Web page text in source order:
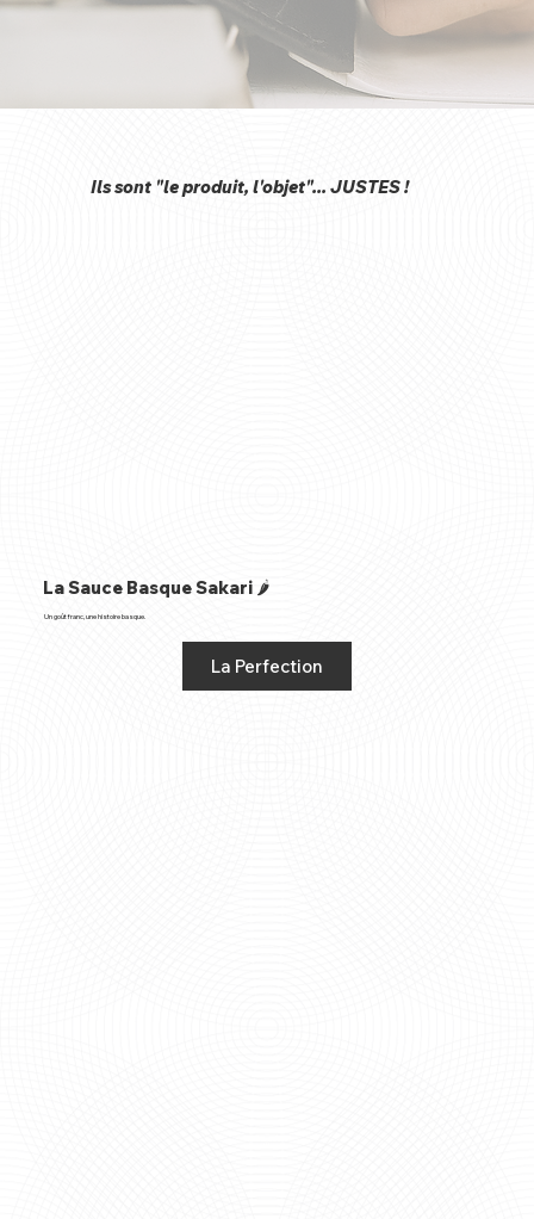
Ils sont "le produit, l'objet"... JUSTES !
La Sauce Basque Sakari 🌶️
Un goût franc, une histoire basque.
La Perfection